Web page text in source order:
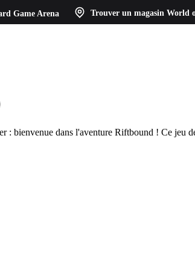
Game Arena Trouver un magasin World
bienvenue dans l'aventure Riftbound ! Ce jeu